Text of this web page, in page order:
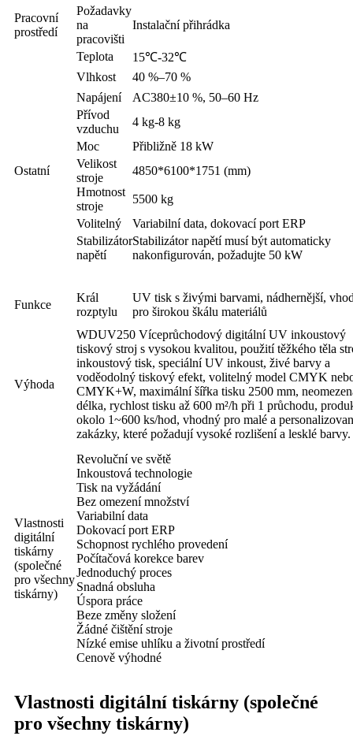
Pracovní
prostředí
Požadavky
na
pracovišti
Instalační přihrádka
Teplota
15℃-32℃
Vlhkost
40 %–70 %
Napájení
AC380±10 %, 50–60 Hz
Přívod
vzduchu
4 kg-8 kg
Moc
Přibližně 18 kW
Ostatní
Velikost
stroje
4850*6100*1751 (mm)
Hmotnost
stroje
5500 kg
Volitelný
Variabilní data, dokovací port ERP
Stabilizátor
napětí
Stabilizátor napětí musí být automaticky
nakonfigurován, požadujte 50 kW
Funkce
Král
rozptylu
UV tisk s živými barvami, nádhernější,
pro širokou škálu materiálů
Výhoda
WDUV250 Víceprůchodový digitální UV inkoustový
tiskový stroj s vysokou kvalitou, použití těžkého těla
inkoustový tisk, speciální UV inkoust, živé barvy a
voděodolný tiskový efekt, volitelný model CMYK
CMYK+W, maximální šířka tisku 2500 mm,
délka, rychlost tisku až 600 m²/h při 1 průchodu,
okolo 1~600 ks/hod, vhodný pro malé a
zakázky, které požadují vysoké rozlišení a lesklé barvy.
Vlastnosti
digitální
tiskárny
(společné
pro všechny
tiskárny)
Revoluční ve světě
Inkoustová technologie
Tisk na vyžádání
Bez omezení množství
Variabilní data
Dokovací port ERP
Schopnost rychlého provedení
Počítačová korekce barev
Jednoduchý proces
Snadná obsluha
Úspora práce
Beze změny složení
Žádné čištění stroje
Nízké emise uhlíku a životní prostředí
Cenově výhodné
Vlastnosti digitální tiskárny (společné
pro všechny tiskárny)